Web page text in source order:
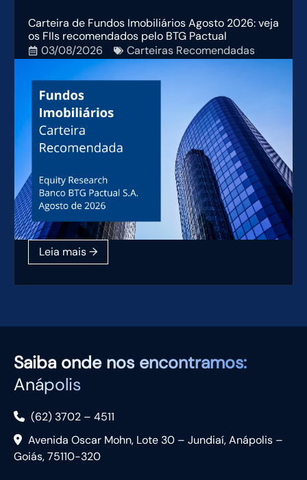
Carteira de Fundos Imobiliários Agosto 2026: veja
os FIIs recomendados pelo BTG Pactual
03/08/2026
Carteiras Recomendadas
Saiba onde nos encontramos:
Anápolis
(62) 3702 – 4511
Avenida Oscar Mohn, Lote 30 – Jundiaí, Anápolis –
Goiás, 75110-320